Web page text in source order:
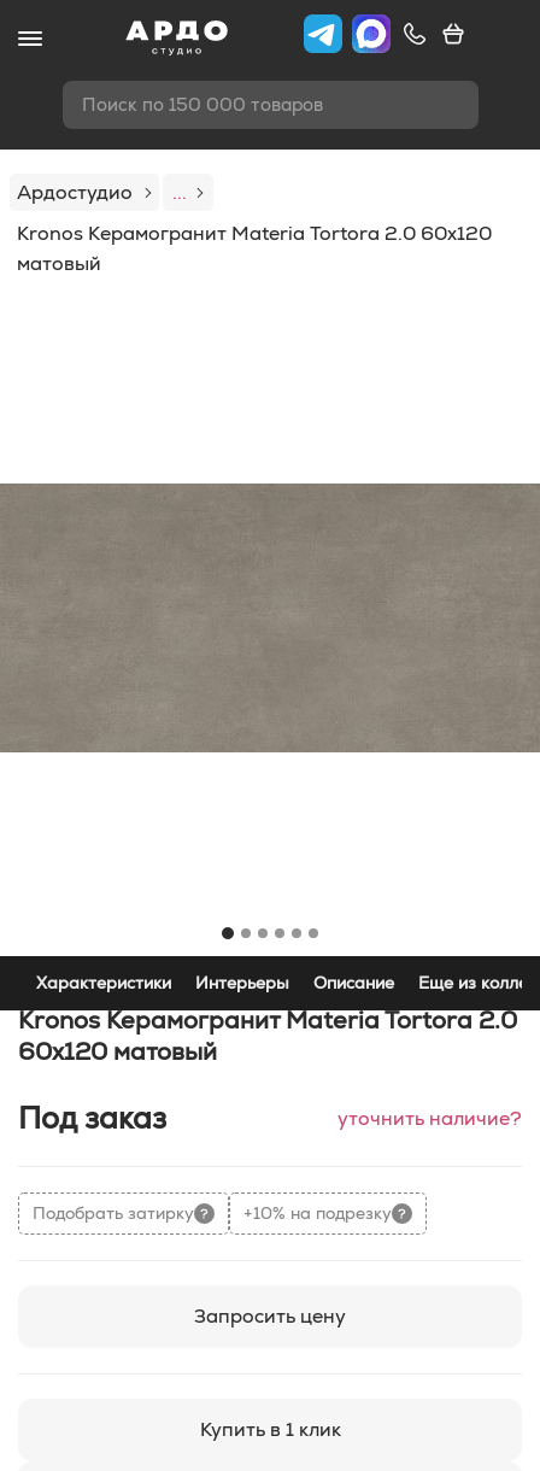
Поиск по 150 000 товаров
Ардостудио
...
Kronos Керамогранит Materia Tortora 2.0 60x120
матовый
Характеристики Интерьеры Описание Еще из
Kronos Керамогранит Materia Tortora 2.0
60x120 матовый
Под заказ уточнить наличие?
Подобрать затирку +10% на подрезку
Запросить цену
Купить в 1 клик